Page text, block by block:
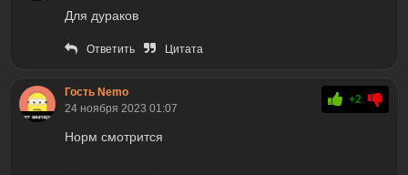
Для дураков
Ответить Цитата
Гость Nemo
24 ноября 2023 01:07
+2
Норм смотрится